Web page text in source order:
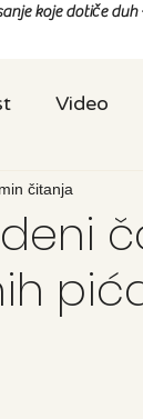
koje dotiče
Video
čitanja